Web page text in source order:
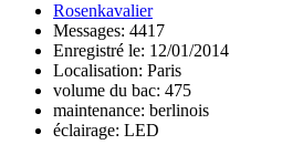
Rosenkavalier
Messages: 4417
Enregistré le: 12/01/2014
Localisation: Paris
volume du bac: 475
maintenance: berlinois
éclairage: LED